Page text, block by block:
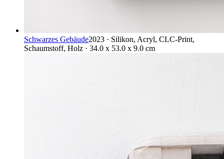
Schwarzes Gebäude2023 · Silikon, Acryl, CLC-Print,
Schaumstoff, Holz · 34.0 x 53.0 x 9.0 cm